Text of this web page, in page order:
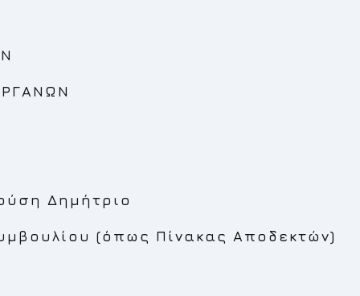
Δημήτριο
(όπως Πίνακας Αποδεκτών)